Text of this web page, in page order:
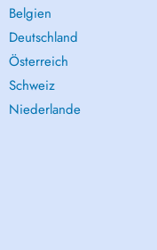
Belgien
Deutschland
Österreich
Schweiz
Niederlande